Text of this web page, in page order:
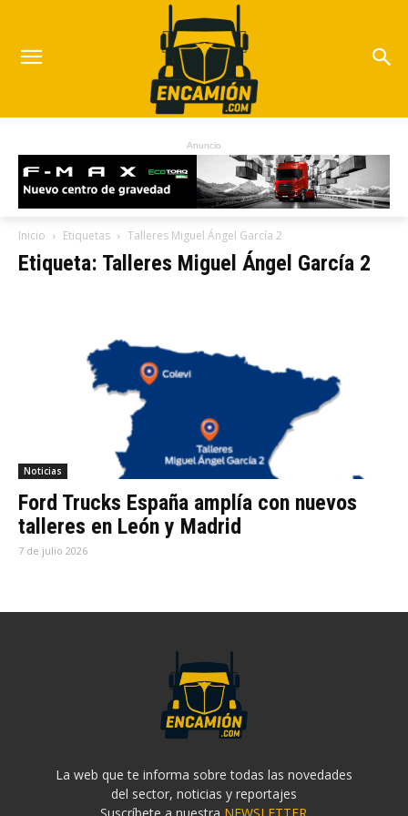
Anuncio
Inicio Etiquetas Talleres Miguel Ángel García 2
Etiqueta: Talleres Miguel Ángel García 2
Noticias
Ford Trucks España amplía con nuevos
talleres en León y Madrid
7 de julio 2026
La web que te informa sobre todas las novedades
del sector, noticias y reportajes